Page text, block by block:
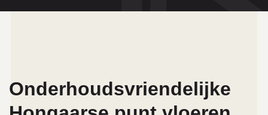
Onderhoudsvriendelijke